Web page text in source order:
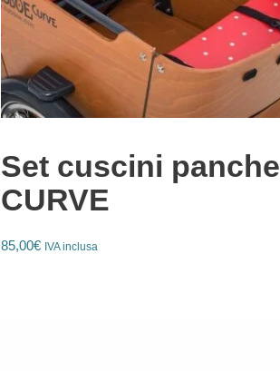
Set cuscini panche
CURVE
85,00€ IVA inclusa